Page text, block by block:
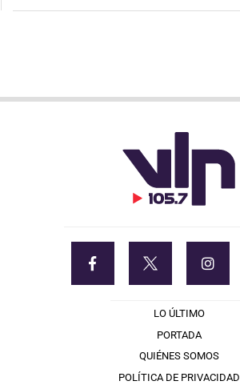
LO ÚLTIMO
PORTADA
QUIÉNES SOMOS
POLÍTICA DE PRIVACIDAD